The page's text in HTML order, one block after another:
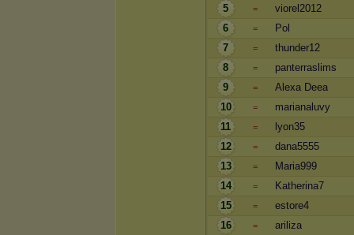
5
=
viorel2012
6
=
Pol
7
=
thunder12
8
=
panterraslims
9
=
Alexa Deea
10
=
marianaluvy
11
=
lyon35
12
=
dana5555
13
=
Maria999
14
=
Katherina7
15
=
estore4
16
=
ariliza